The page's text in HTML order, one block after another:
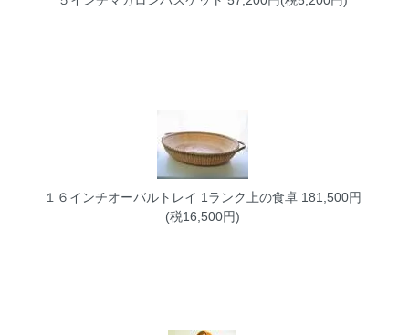
１６インチオーバルトレイ 1ランク上の食卓 181,500円
(税16,500円)